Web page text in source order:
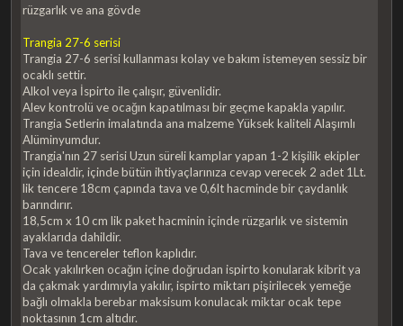
rüzgarlık ve ana gövde
Trangia 27-6 serisi
Trangia 27-6 serisi kullanması kolay ve bakım istemeyen sessiz bir
ocaklı settir.
Alkol veya İspirto ile çalışır, güvenlidir.
Alev kontrolü ve ocağın kapatılması bir geçme kapakla yapılır.
Trangia Setlerin imalatında ana malzeme Yüksek kaliteli Alaşımlı
Alüminyumdur.
Trangia'nın 27 serisi Uzun süreli kamplar yapan 1-2 kişilik ekipler
için idealdir, içinde bütün ihtiyaçlarınıza cevap verecek 2 adet 1Lt.
lik tencere 18cm çapında tava ve 0,6lt hacminde bir çaydanlık
barındırır.
18,5cm x 10 cm lik paket hacminin içinde rüzgarlık ve sistemin
ayaklarıda dahildir.
Tava ve tencereler teflon kaplıdır.
Ocak yakılırken ocağın içine doğrudan ispirto konularak kibrit ya
da çakmak yardımıyla yakılır, ispirto miktarı pişirilecek yemeğe
bağlı olmakla berebar maksisum konulacak miktar ocak tepe
noktasının 1cm altıdır.